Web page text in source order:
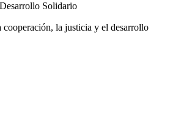
Solidario
cooperación, la justicia y el desarrollo